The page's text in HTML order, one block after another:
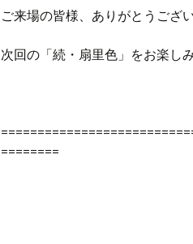
ご来場の皆様、ありがとうござ
次回の「続・扇里色」をお楽しみ
========